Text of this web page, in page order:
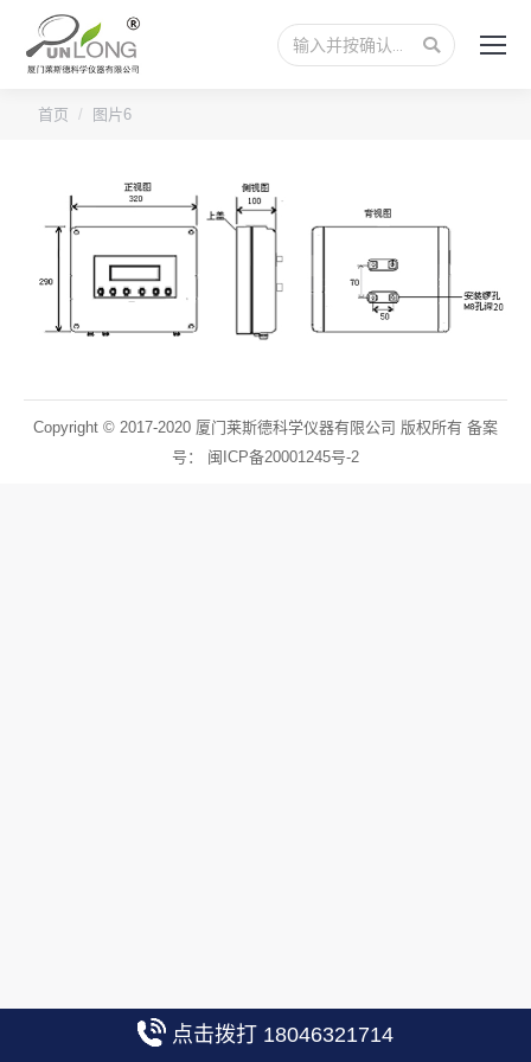
搜
索：
您的位置：
首页 图片6
Copyright © 2017-2020 厦门莱斯德科学仪器有限公司 版权所有 备案
号： 闽ICP备20001245号-2
点击拨打 18046321714